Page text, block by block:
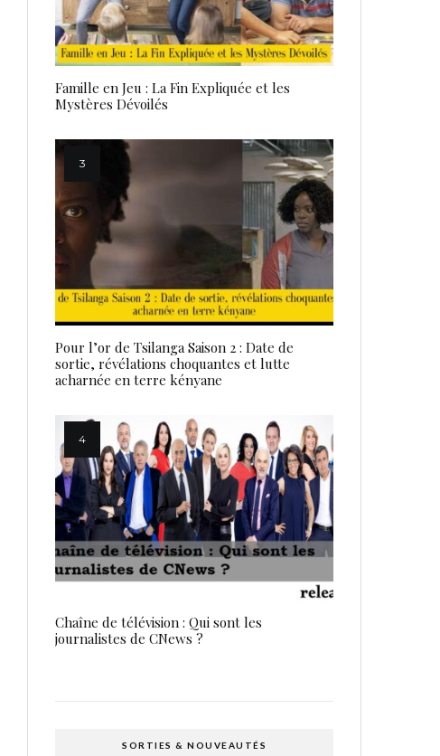
Famille en Jeu : La Fin Expliquée et les
Mystères Dévoilés
Pour l’or de Tsilanga Saison 2 : Date de
sortie, révélations choquantes et lutte
acharnée en terre kényane
Chaîne de télévision : Qui sont les
journalistes de CNews ?
SORTIES & NOUVEAUTÉS